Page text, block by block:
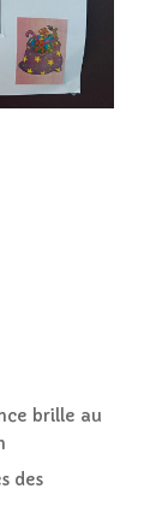
brille au
des